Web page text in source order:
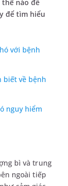
nào để
để tìm hiểu
với bệnh
biết về bệnh
nguy hiểm
bì và trung
ngoài tiếp